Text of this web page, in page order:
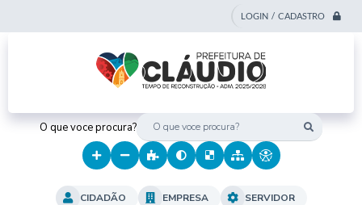
LOGIN / CADASTRO
O que voce procura?
CIDADÃO EMPRESA SERVIDOR